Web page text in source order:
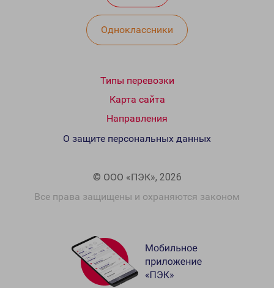
Одноклассники
Типы перевозки
Карта сайта
Направления
© ООО «ПЭК», 2026
Все права защищены и охраняются законом
О защите персональных данных